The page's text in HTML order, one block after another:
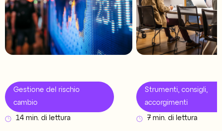
Gestione del rischio
cambio
14 min. di lettura
Strumenti, consigli,
accorgimenti
7 min. di lettura